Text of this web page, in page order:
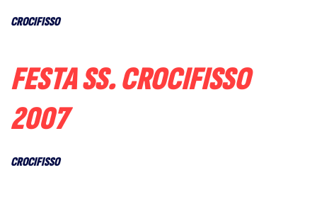
CROCIFISSO
FESTA SS. CROCIFISSO
2007
CROCIFISSO